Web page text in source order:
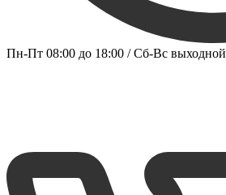
Пн-Пт 08:00 до 18:00 / Сб-Вс выходной